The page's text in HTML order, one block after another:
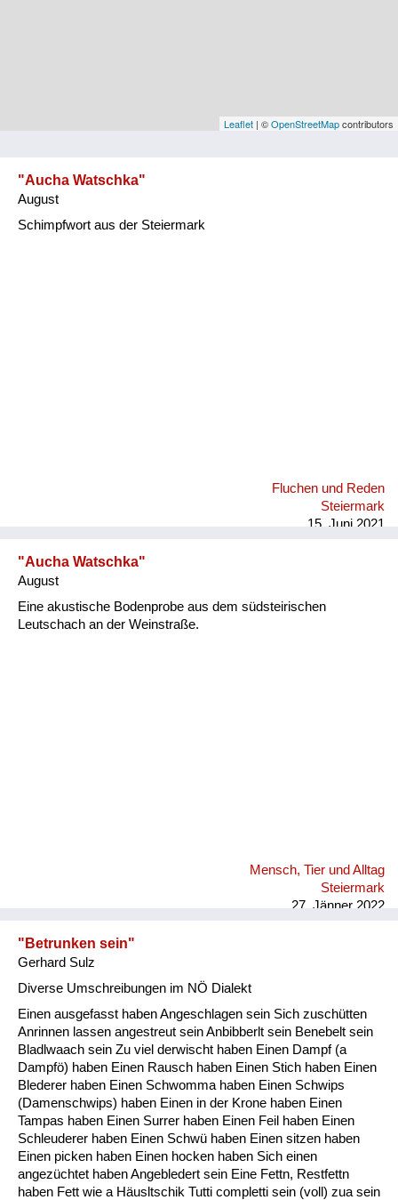
VorarlbergLeaflet | ©OpenStreetMapcontributors
"Aucha Watschka"
August
Schimpfwort aus der Steiermark
Fluchen und Reden
Steiermark
15. Juni 2021
"Aucha Watschka"
August
Eine akustische Bodenprobe aus dem südsteirischen
Leutschach an der Weinstraße.
Mensch, Tier und Alltag
Steiermark
27. Jänner 2022
"Betrunken sein"
Gerhard Sulz
Diverse Umschreibungen im NÖ Dialekt
Einen ausgefasst haben Angeschlagen sein Sich zuschütten
Anrinnen lassen angestreut sein Anbibberlt sein Benebelt sein
Bladlwaach sein Zu viel derwischt haben Einen Dampf (a
Dampfö) haben Einen Rausch haben Einen Stich haben Einen
Blederer haben Einen Schwomma haben Einen Schwips
(Damenschwips) haben Einen in der Krone haben Einen
Tampas haben Einen Surrer haben Einen Feil haben Einen
Schleuderer haben Einen Schwü haben Einen sitzen haben
Einen picken haben Einen hocken haben Sich einen
angezüchtet haben Angebledert sein Eine Fettn, Restfettn
haben Fett wie a Häusltschik Tutti completti sein (voll) zua sein